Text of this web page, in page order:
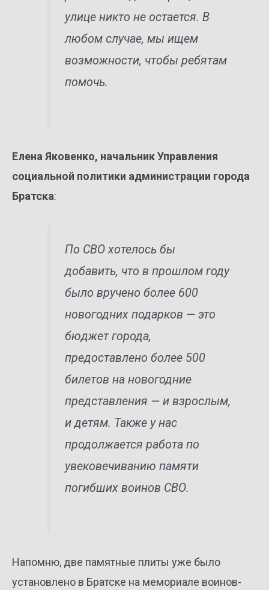
улице никто не остается. В
любом случае, мы ищем
возможности, чтобы ребятам
помочь.
Елена Яковенко, начальник Управления
социальной политики администрации города
Братска:
По СВО хотелось бы
добавить, что в прошлом году
было вручено более 600
новогодних подарков — это
бюджет города,
предоставлено более 500
билетов на новогодние
представления — и взрослым,
и детям. Также у нас
продолжается работа по
увековечиванию памяти
погибших воинов СВО.
Напомню, две памятные плиты уже было
установлено в Братске на мемориале воинов-